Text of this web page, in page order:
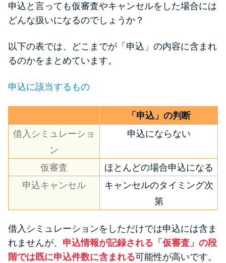
申込と言っても仮審査やキャンセルをした場合には
どんな扱いになるのでしょうか？
以下の表では、どこまでが「申込」の内容に含まれ
るのかをまとめています。
申込に該当するもの
「申込」の判断
借入シミュレーショ
ン
申込にならない
仮審査
ほとんどの場合申込になる
申込キャンセル
キャンセルのタイミング次
第
借入シミュレーションをしただけでは申込には含ま
れませんが、 申込情報が記録される「仮審査」の段
階では既に申込件数に含まれる可能性が高いです。